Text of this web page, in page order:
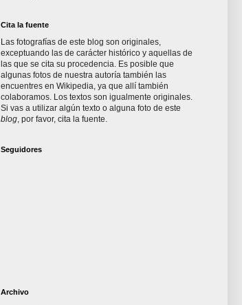
Cita la fuente
Las fotografías de este blog son originales,
exceptuando las de carácter histórico y aquellas de
las que se cita su procedencia. Es posible que
algunas fotos de nuestra autoría también las
encuentres en Wikipedia, ya que allí también
colaboramos. Los textos son igualmente originales.
Si vas a utilizar algún texto o alguna foto de este
blog, por favor, cita la fuente.
Seguidores
Archivo